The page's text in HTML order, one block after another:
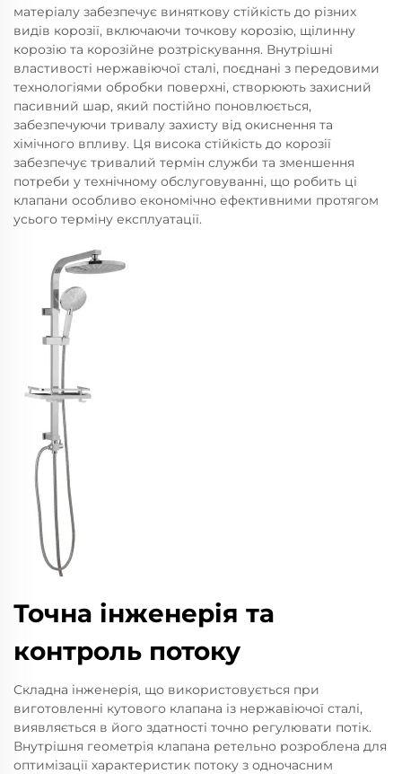
матеріалу забезпечує виняткову стійкість до різних
видів корозії, включаючи точкову корозію, щілинну
корозію та корозійне розтріскування. Внутрішні
властивості нержавіючої сталі, поєднані з передовими
технологіями обробки поверхні, створюють захисний
пасивний шар, який постійно поновлюється,
забезпечуючи тривалу захисту від окиснення та
хімічного впливу. Ця висока стійкість до корозії
забезпечує тривалий термін служби та зменшення
потреби у технічному обслуговуванні, що робить ці
клапани особливо економічно ефективними протягом
усього терміну експлуатації.
Точна інженерія та
контроль потоку
Складна інженерія, що використовується при
виготовленні кутового клапана із нержавіючої сталі,
виявляється в його здатності точно регулювати потік.
Внутрішня геометрія клапана ретельно розроблена для
оптимізації характеристик потоку з одночасним